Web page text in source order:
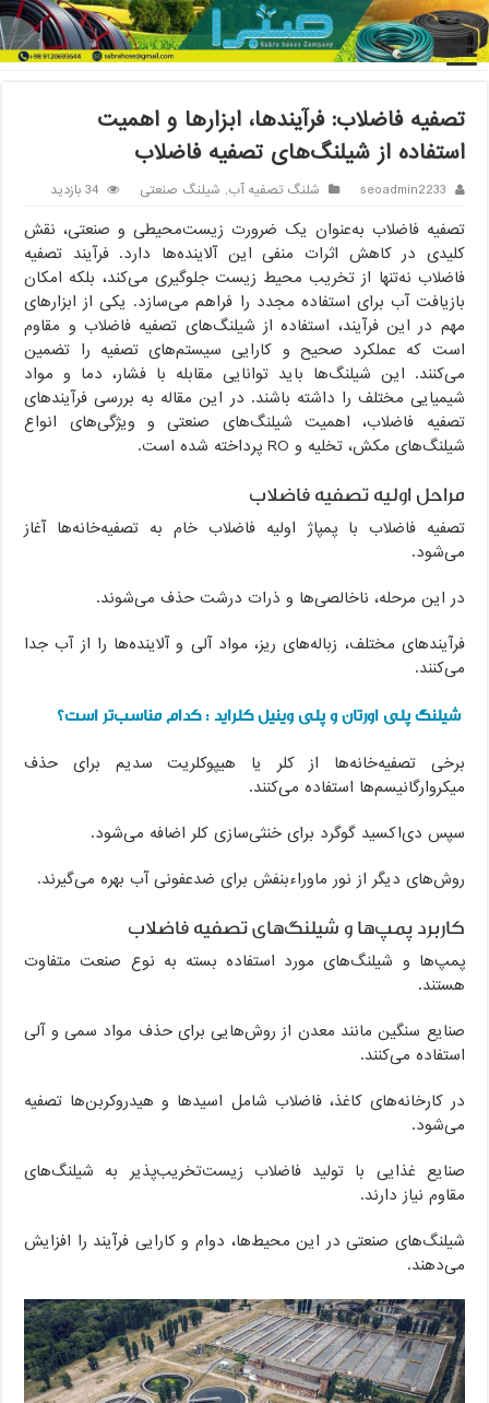
خانه / شلنگ تصفیه آب / تصفیه فاضلاب: فرآیندها، ابزارها و اهمیت
استفاده از شیلنگ‌های تصفیه فاضلاب
تصفیه فاضلاب: فرآیندها، ابزارها و اهمیت
استفاده از شیلنگ‌های تصفیه فاضلاب
seoadmin2233 شلنگ تصفیه آب, شیلنگ صنعتی 34 بازدید
تصفیه فاضلاب به‌عنوان یک ضرورت زیست‌محیطی و صنعتی، نقش
کلیدی در کاهش اثرات منفی این آلاینده‌ها دارد. فرآیند تصفیه
فاضلاب نه‌تنها از تخریب محیط زیست جلوگیری می‌کند، بلکه امکان
بازیافت آب برای استفاده مجدد را فراهم می‌سازد. یکی از ابزارهای
مهم در این فرآیند، استفاده از شیلنگ‌های تصفیه فاضلاب و مقاوم
است که عملکرد صحیح و کارایی سیستم‌های تصفیه را تضمین
می‌کنند. این شیلنگ‌ها باید توانایی مقابله با فشار، دما و مواد
شیمیایی مختلف را داشته باشند. در این مقاله به بررسی فرآیندهای
تصفیه فاضلاب، اهمیت شیلنگ‌های صنعتی و ویژگی‌های انواع
شیلنگ‌های مکش، تخلیه و RO پرداخته شده است.
مراحل اولیه تصفیه فاضلاب
تصفیه فاضلاب با پمپاژ اولیه فاضلاب خام به تصفیه‌خانه‌ها آغاز
می‌شود.
در این مرحله، ناخالصی‌ها و ذرات درشت حذف می‌شوند.
فرآیندهای مختلف، زباله‌های ریز، مواد آلی و آلاینده‌ها را از آب جدا
می‌کنند.
شیلنگ پلی اورتان و پلی وینیل کلراید : کدام مناسب‌تر است؟
برخی تصفیه‌خانه‌ها از کلر یا هیپوکلریت سدیم برای حذف
میکروارگانیسم‌ها استفاده می‌کنند.
سپس دی‌اکسید گوگرد برای خنثی‌سازی کلر اضافه می‌شود.
روش‌های دیگر از نور ماوراءبنفش برای ضدعفونی آب بهره می‌گیرند.
کاربرد پمپ‌ها و شیلنگ‌های تصفیه فاضلاب
پمپ‌ها و شیلنگ‌های مورد استفاده بسته به نوع صنعت متفاوت
هستند.
صنایع سنگین مانند معدن از روش‌هایی برای حذف مواد سمی و آلی
استفاده می‌کنند.
در کارخانه‌های کاغذ، فاضلاب شامل اسیدها و هیدروکربن‌ها تصفیه
می‌شود.
صنایع غذایی با تولید فاضلاب زیست‌تخریب‌پذیر به شیلنگ‌های
مقاوم نیاز دارند.
شیلنگ‌های صنعتی در این محیط‌ها، دوام و کارایی فرآیند را افزایش
می‌دهند.